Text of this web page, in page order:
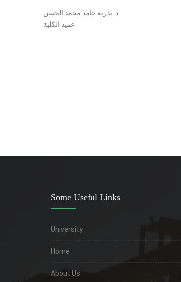
د. بدرية حامد محمد الحسن
عميد الكلية
Some Useful Links
University
Home
About Us